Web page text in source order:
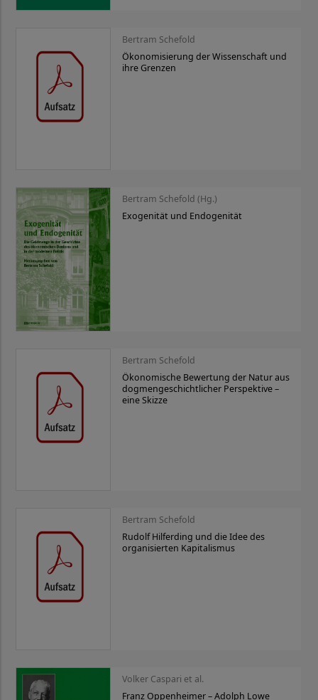
Bertram Schefold
Ökonomisierung der Wissenschaft und
ihre Grenzen
Bertram Schefold (Hg.)
Exogenität und Endogenität
Bertram Schefold
Ökonomische Bewertung der Natur aus
dogmengeschichtlicher Perspektive –
eine Skizze
Bertram Schefold
Rudolf Hilferding und die Idee des
organisierten Kapitalismus
Volker Caspari et al.
Franz Oppenheimer – Adolph Lowe